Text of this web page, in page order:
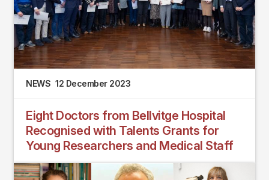
NEWS 12 December 2023
Eight Doctors from Bellvitge Hospital
Recognised with Talents Grants for
Young Researchers and Medical Staff